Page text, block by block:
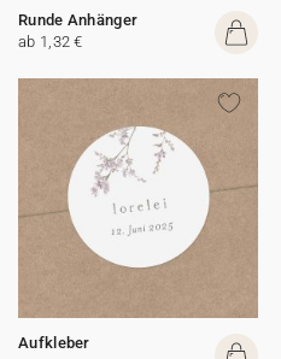
Runde Anhänger
ab 1,32 €
Aufkleber